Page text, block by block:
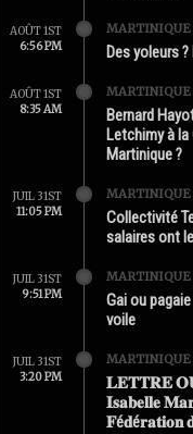
AOÛT 1ST
6:56 PM
MARTINIQUE
Des yoleurs
AOÛT 1ST
8:35 AM
MARTINIQUE
Bernard
Letchimy à
Martinique ?
JUIL 31ST
11:05 PM
MARTINIQUE
Collectivité
salaires ont
JUIL 31ST
9:51 PM
MARTINIQUE
Gai ou
voile
JUIL 31ST
3:20 PM
MARTINIQUE
𝐋𝐄𝐓𝐓𝐑𝐄
𝐈𝐬𝐚𝐛𝐞𝐥𝐥𝐞
𝐅é𝐝é𝐫𝐚𝐭𝐢𝐨𝐧